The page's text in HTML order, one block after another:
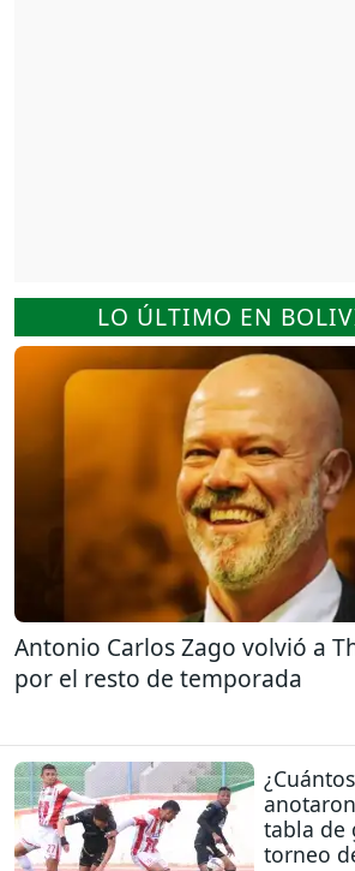
LO ÚLTIMO EN
Antonio Carlos Zago volvió a
por el resto de temporada
tabla de
torneo